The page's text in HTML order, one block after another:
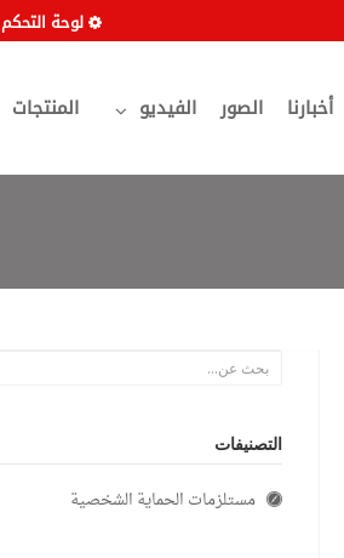
لوحة التحكم
أخبارنا الصور الفيديو المنتجات
التصنيفات
مستلزمات الحماية الشخصية